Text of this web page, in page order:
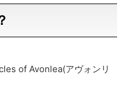
of Avonlea(アヴォンリ